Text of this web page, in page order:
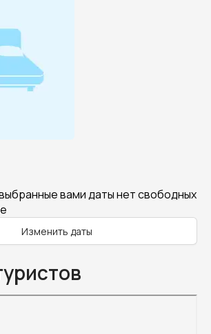
вами даты нет свободных
Изменить даты